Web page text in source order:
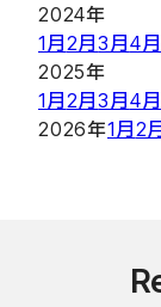
2024年
1月 2月3月 4月
2025年
1月 2月3月 4月
2026年1月 2